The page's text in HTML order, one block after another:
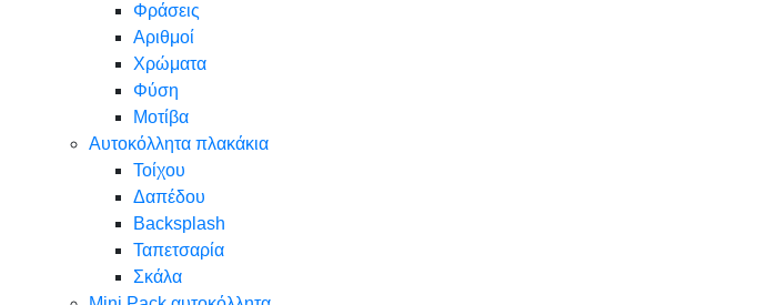
Φράσεις
Αριθμοί
Χρώματα
Φύση
Μοτίβα
Αυτοκόλλητα πλακάκια
Τοίχου
Δαπέδου
Backsplash
Ταπετσαρία
Σκάλα